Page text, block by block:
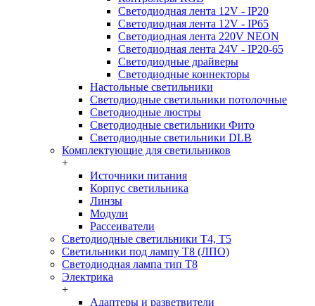
Светодиодная лента 12V - IP20
Светодиодная лента 12V - IP65
Светодиодная лента 220V NEON
Светодиодная лента 24V - IP20-65
Светодиодные драйверы
Светодиодные коннекторы
Настольные светильники
Светодиодные светильники потолочные
Светодиодные люстры
Светодиодные светильники Фито
Светодиодные светильники DLB
Комплектующие для светильников
+
Источники питания
Корпус светильника
Линзы
Модули
Рассеиватели
Светодиодные светильники T4, T5
Светильники под лампу Т8 (ЛПО)
Светодиодная лампа тип T8
Электрика
+
Адаптеры и разветвители